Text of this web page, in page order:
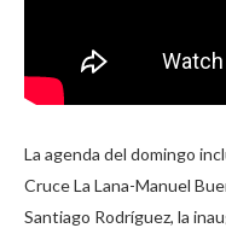
La agenda del domingo
Cruce La Lana-Manuel
Santiago Rodríguez, la